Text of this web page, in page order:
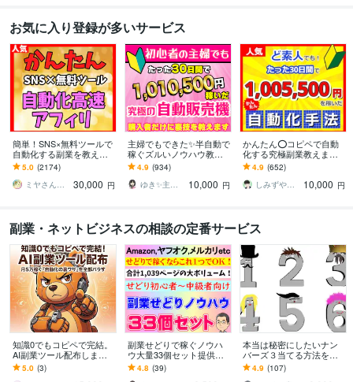
お気に入り登録が多いサービス
簡単！SNS×無料ツールで
自動化する副業を教えま
す 【マンツーマンサポー
ト】3ステップ作業！仕組
みを増産で加速化
5.0 (2174)
ミヤさん【ネットで月収450万円達成】
30,000 円
主婦でもできた✨半自動で
稼ぐズルいノウハウ教え
ます 3ステップで作成可
能！ほぼ放置で稼ぐ前代
未聞のおすすめ副業！
4.9 (934)
ゆき✨主婦でも月収100万円✨
10,000 円
かんたん⭕️コピペで自動
化する究極副業教えます
超ずるい⚠️スキル経験ゼ
ロでもできる新世代の手
法【超入門編】
4.9 (652)
しみずや＠自動化月収100万円
10,000 円
副業・ネットビジネスの相談の定番サービス
知識0でもコピペで完結。
AI副業ツール配布します
知識0・PC音痴でもAIに丸
投げで月5万稼ぐ「自動化
5.0 (3)
副業せどりで稼ぐノウハ
ウ大量33個セット提供し
ます 1個182円❗合計1039
ページの超ボリューム❗初
4.8 (39)
本当は秘密にしたいナン
バーズ３当てる方法を教
えます OPは４も✅具体的
な数字あり✅研究した知識
4.9 (107)